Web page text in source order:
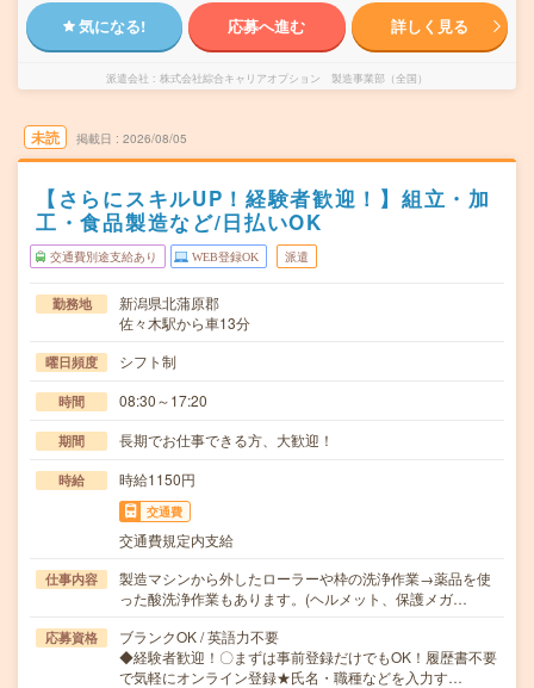
気になる! 応募へ進む 詳しく見る
派遣会社 株式会社綜合キャリアオプション 製造事業部（全国）
未読 掲載日 2026/08/05
【さらにスキルUP！経験者歓迎！】組立・加
工・食品製造など/日払いOK
交通費別途支給あり WEB登録OK 派遣
勤務地
新潟県北蒲原郡
佐々木駅から車13分
曜日頻度 シフト制
時間 08:30～17:20
期間 長期でお仕事できる方、大歓迎！
時給 時給1150円
交通費
交通費規定内支給
仕事内容
製造マシンから外したローラーや枠の洗浄作業→薬品を使
った酸洗浄作業もあります。(ヘルメット、保護メガ…
応募資格
ブランクOK / 英語力不要
◆経験者歓迎！〇まずは事前登録だけでもOK！履歴書不要
で気軽にオンライン登録★氏名・職種などを入力す…